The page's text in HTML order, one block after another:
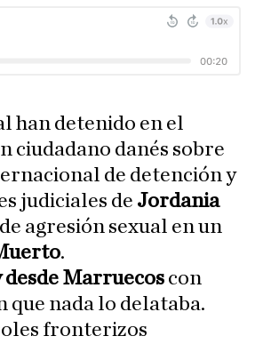
han detenido en el
ciudadano danés sobre
de detención y
judiciales de Jordania
agresión sexual en un
.
Marruecos con
nada lo delataba.
fronterizos